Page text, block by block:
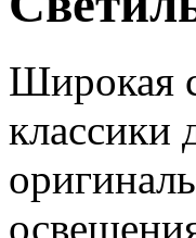
Широкая
классики